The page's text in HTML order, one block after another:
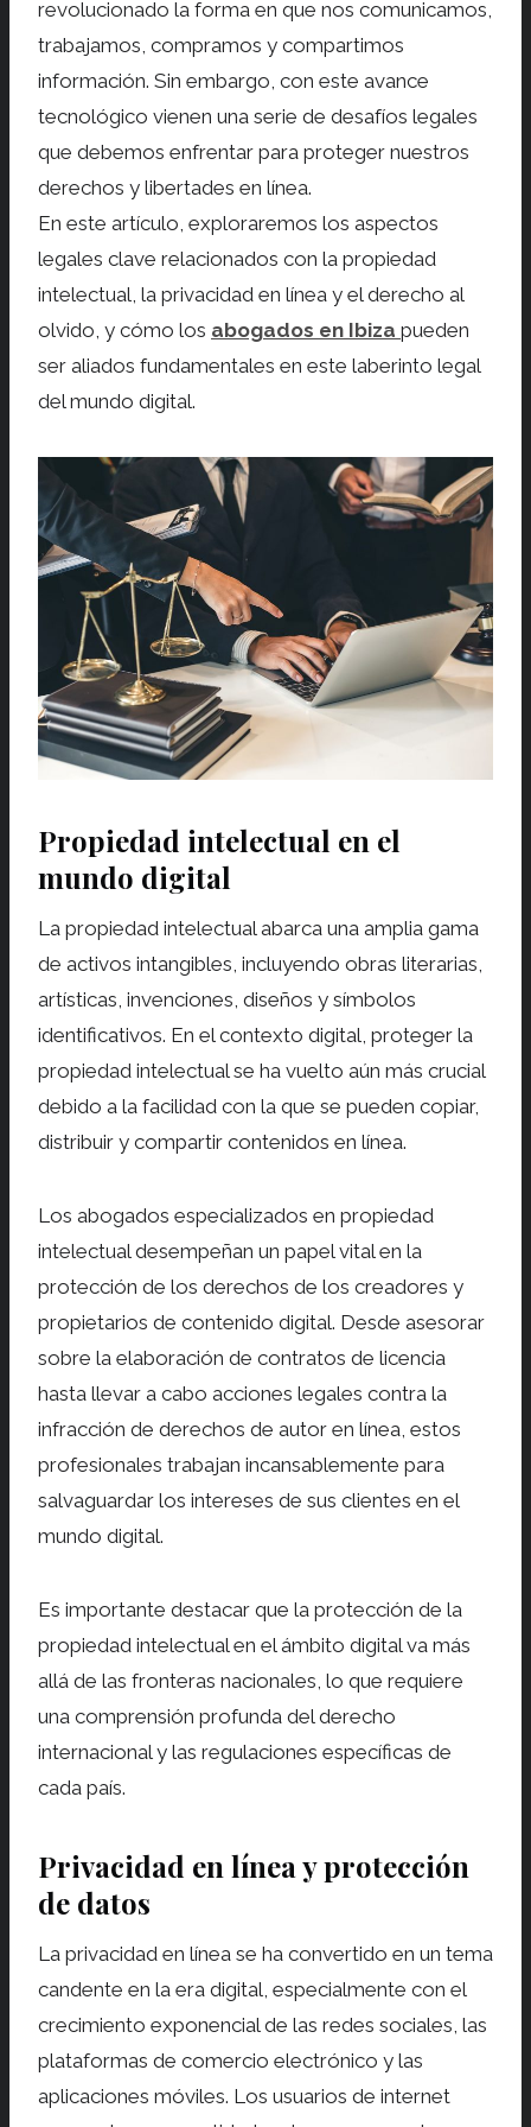
revolucionado la forma en que nos comunicamos,
trabajamos, compramos y compartimos
información. Sin embargo, con este avance
tecnológico vienen una serie de desafíos legales
que debemos enfrentar para proteger nuestros
derechos y libertades en línea.
En este artículo, exploraremos los aspectos
legales clave relacionados con la propiedad
intelectual, la privacidad en línea y el derecho al
olvido, y cómo los abogados en Ibiza pueden
ser aliados fundamentales en este laberinto legal
del mundo digital.
Propiedad intelectual en el
mundo digital
La propiedad intelectual abarca una amplia gama
de activos intangibles, incluyendo obras literarias,
artísticas, invenciones, diseños y símbolos
identificativos. En el contexto digital, proteger la
propiedad intelectual se ha vuelto aún más crucial
debido a la facilidad con la que se pueden copiar,
distribuir y compartir contenidos en línea.
Los abogados especializados en propiedad
intelectual desempeñan un papel vital en la
protección de los derechos de los creadores y
propietarios de contenido digital. Desde asesorar
sobre la elaboración de contratos de licencia
hasta llevar a cabo acciones legales contra la
infracción de derechos de autor en línea, estos
profesionales trabajan incansablemente para
salvaguardar los intereses de sus clientes en el
mundo digital.
Es importante destacar que la protección de la
propiedad intelectual en el ámbito digital va más
allá de las fronteras nacionales, lo que requiere
una comprensión profunda del derecho
internacional y las regulaciones específicas de
cada país.
Privacidad en línea y protección
de datos
La privacidad en línea se ha convertido en un tema
candente en la era digital, especialmente con el
crecimiento exponencial de las redes sociales, las
plataformas de comercio electrónico y las
aplicaciones móviles. Los usuarios de internet